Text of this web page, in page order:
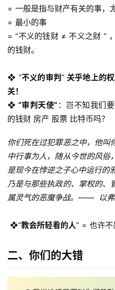
页
= 一般是指与财产有关的事，
= 最小的事
= “不义的钱财 ≠ 不义之财 ”
的钱财。
❖ “不义的审判” 关乎地上的
关！
❖ “审判天使” ：岂不知我们
的钱财 房产 股票 比特币吗？
你们死在过犯罪恶之中，他叫
中行事为人，随从今世的风俗
是现今在悖逆之子心中运行的
乃是与那些执政的、掌权的、
属灵气的恶魔争战。——  以
❖“教会所轻看的人” = 也许不
二、 你们的大错